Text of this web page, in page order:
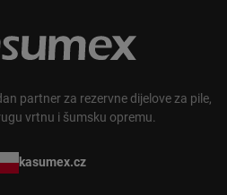
partner za rezervne dijelove za pile,
vrtnu i šumsku opremu.
kasumex.cz